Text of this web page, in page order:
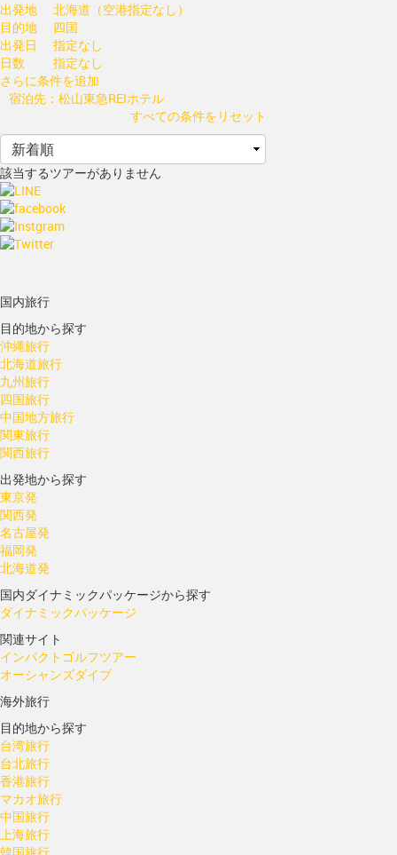
出発地
北海道（空港指定なし）
目的地
四国
出発日
指定なし
日数
指定なし
さらに条件を追加
宿泊先：松山東急REIホテル
すべての条件をリセット
該当するツアーがありません
国内旅行
目的地から探す
沖縄旅行
北海道旅行
九州旅行
四国旅行
中国地方旅行
関東旅行
関西旅行
出発地から探す
東京発
関西発
名古屋発
福岡発
北海道発
国内ダイナミックパッケージから探す
ダイナミックパッケージ
関連サイト
インパクトゴルフツアー
オーシャンズダイブ
海外旅行
目的地から探す
台湾旅行
台北旅行
香港旅行
マカオ旅行
中国旅行
上海旅行